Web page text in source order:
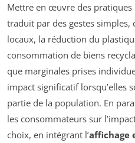
Mettre en œuvre des pratiques
traduit par des gestes
locaux, la réduction du
consommation de biens
que marginales prises
impact significatif lorsqu’elles
partie de la population. En
les consommateurs sur
choix, en intégrant l’affichage